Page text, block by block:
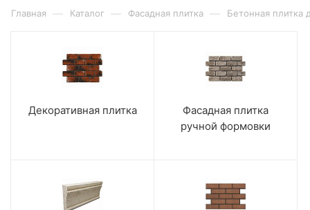
Главная — Каталог — Фасадная плитка — Бетонная плитка
Декоративная плитка
Фасадная плитка
ручной формовки